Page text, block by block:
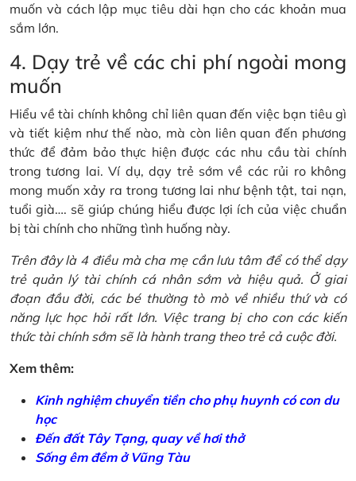
muốn và cách lập mục tiêu dài hạn cho các khoản mua
sắm lớn.
4. Dạy trẻ về các chi phí ngoài mong
muốn
Hiểu về tài chính không chỉ liên quan đến việc bạn tiêu gì
và tiết kiệm như thế nào, mà còn liên quan đến phương
thức để đảm bảo thực hiện được các nhu cầu tài chính
trong tương lai. Ví dụ, dạy trẻ sớm về các rủi ro không
mong muốn xảy ra trong tương lai như bệnh tật, tai nạn,
tuổi già…. sẽ giúp chúng hiểu được lợi ích của việc chuẩn
bị tài chính cho những tình huống này.
Trên đây là 4 điều mà cha mẹ cần lưu tâm để có thể dạy
trẻ quản lý tài chính cá nhân sớm và hiệu quả. Ở giai
đoạn đầu đời, các bé thường tò mò về nhiều thứ và có
năng lực học hỏi rất lớn. Việc trang bị cho con các kiến
thức tài chính sớm sẽ là hành trang theo trẻ cả cuộc đời.
Xem thêm:
Kinh nghiệm chuyển tiền cho phụ huynh có con du
học
Đến đất Tây Tạng, quay về hơi thở
Sống êm đềm ở Vũng Tàu